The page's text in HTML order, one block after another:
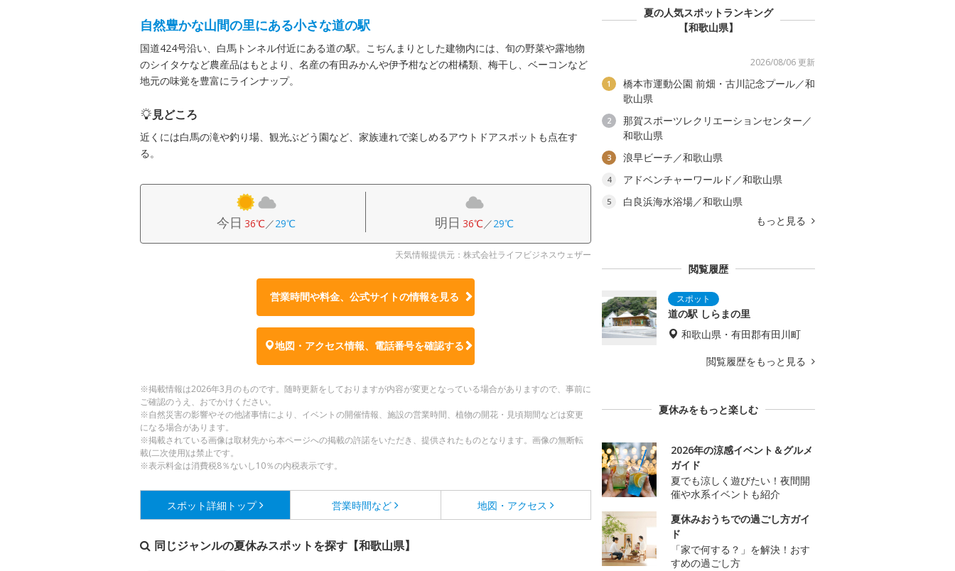
自然豊かな山間の里にある小さな道の駅
国道424号沿い、白馬トンネル付近にある道の駅。こぢんまりとした建物内には、旬の野菜や露地物
のシイタケなど農産品はもとより、名産の有田みかんや伊予柑などの柑橘類、梅干し、ベーコンなど
地元の味覚を豊富にラインナップ。
見どころ
近くには白馬の滝や釣り場、観光ぶどう園など、家族連れで楽しめるアウトドアスポットも点在す
る。
今日 36℃／29℃ 明日 36℃／29℃
天気情報提供元：株式会社ライフビジネスウェザー
営業時間や料金、公式サイトの情報を見る
地図・アクセス情報、電話番号を確認する
※掲載情報は2026年3月のものです。随時更新をしておりますが内容が変更となっている場合がありますので、事前に
ご確認のうえ、おでかけください。
※自然災害の影響やその他諸事情により、イベントの開催情報、施設の営業時間、植物の開花・見頃期間などは変更
になる場合があります。
※掲載されている画像は取材先から本ページへの掲載の許諾をいただき、提供されたものとなります。画像の無断転
載(二次使用)は禁止です。
※表示料金は消費税8％ないし10％の内税表示です。
スポット詳細 トップ 営業時間など 地図・アクセス
同じジャンルの夏休みスポットを探す【和歌山県】
夏の人気スポットランキング
【和歌山県】
2026/08/06 更新
1
橋本市運動公園 前畑・古川記念プール／和
歌山県
2
那賀スポーツレクリエーションセンター／
和歌山県
3 浪早ビーチ／和歌山県
4 アドベンチャーワールド／和歌山県
5
白良浜海水浴場／和歌山県
もっと見る
閲覧履歴
道の駅 しらまの里
和歌山県・有田郡有田川町
閲覧履歴をもっと見る
夏休みをもっと楽しむ
2026年の涼感イベント＆グルメ
ガイド
夏でも涼しく遊びたい！夜間開
催や水系イベントも紹介
夏休みおうちでの過ごし方ガイ
ド
「家で何する？」を解決！おす
すめの過ごし方